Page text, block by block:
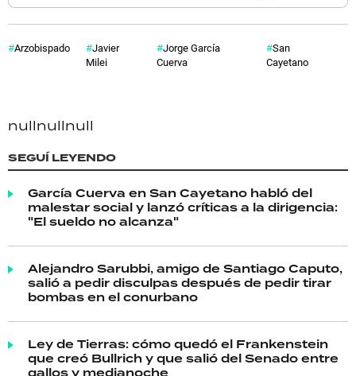
Arzobispado
Javier
Milei
Jorge García
Cuerva
San
Cayetano
nullnullnull
SEGUÍ LEYENDO
García Cuerva en San Cayetano habló del
malestar social y lanzó críticas a la dirigencia:
"El sueldo no alcanza"
Alejandro Sarubbi, amigo de Santiago Caputo,
salió a pedir disculpas después de pedir tirar
bombas en el conurbano
Ley de Tierras: cómo quedó el Frankenstein
que creó Bullrich y que salió del Senado entre